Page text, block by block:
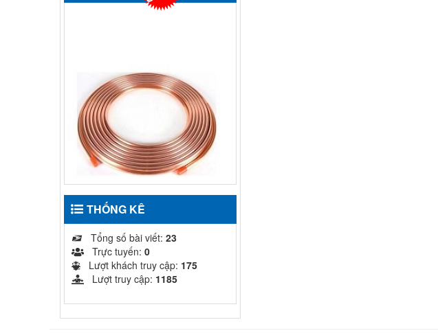
ỐNG ĐỒNG TRUNG QUỐC
HUAHONG DẠNG CUỘN
10,000₫
MUA HÀNG
THỐNG KÊ
Tổng số bài viết: 23
Trực tuyến: 0
Lượt khách truy cập: 175
Lượt truy cập: 1185